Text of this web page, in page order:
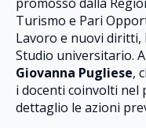
Turismo e Pari
Lavoro e nuovi diritti,
Studio universitario.
Giovanna Pugliese,
i docenti coinvolti
dettaglio le azioni